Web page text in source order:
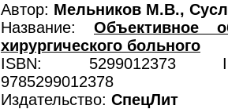
Автор: Мельников М.В.,
Название: Объективное
хирургического больного
ISBN: 5299012373
9785299012378
Издательство: СпецЛит